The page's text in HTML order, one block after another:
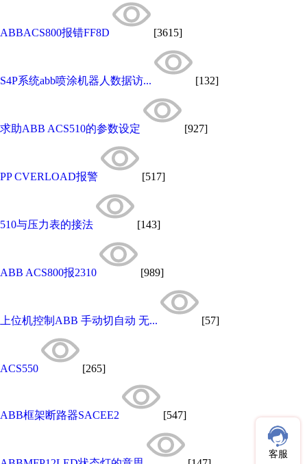
ABBACS800报错FF8D [3615]
S4P系统abb喷涂机器人数据访... [132]
求助ABB ACS510的参数设定 [927]
PP CVERLOAD报警 [517]
510与压力表的接法 [143]
ABB ACS800报2310 [989]
上位机控制ABB 手动切自动 无... [57]
ACS550 [265]
ABB框架断路器SACEE2 [547]
客服